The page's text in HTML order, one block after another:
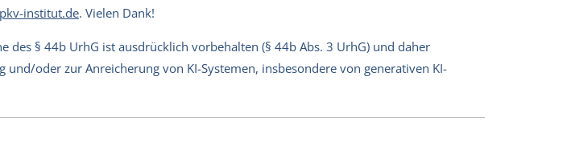
institut.de. Vielen Dank!
§ 44b UrhG ist ausdrücklich vorbehalten (§ 44b Abs. 3 UrhG) und daher
oder zur Anreicherung von KI-Systemen, insbesondere von generativen KI-